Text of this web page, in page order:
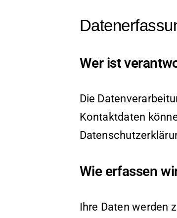
Wer ist
Die
Kontaktdaten
Wie erfassen
Ihre Daten werden